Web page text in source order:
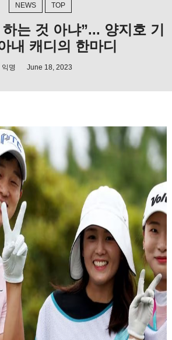
NEWS TOP
는 것 아냐”... 양지호 기
내 캐디의 한마디
익명 June 18, 2023